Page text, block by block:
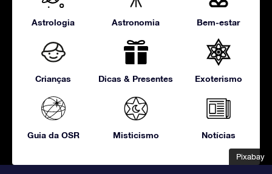
Pixabay
Pixabay
Astrologia Astronomia Bem-estar
Crianças Dicas & Presentes Exoterismo
Guia da OSR Misticismo Notícias